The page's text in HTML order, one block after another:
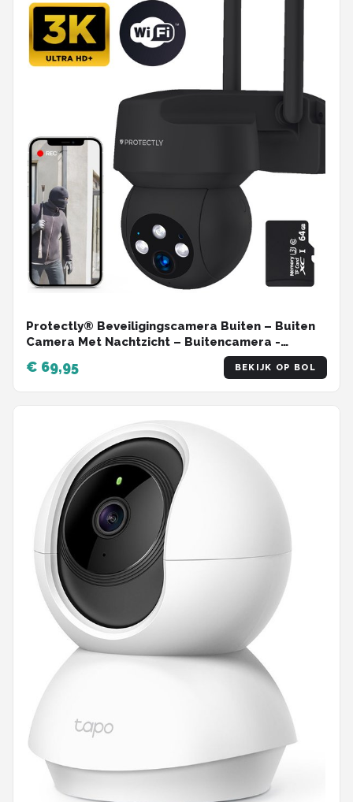
Protectly® Beveiligingscamera Buiten – Buiten
Camera Met Nachtzicht – Buitencamera -
Security camera - 3K HD 5MP - Met WiFi en APP -
Incl. 64GB SD - Zwart
€ 69,95 BEKIJK OP BOL